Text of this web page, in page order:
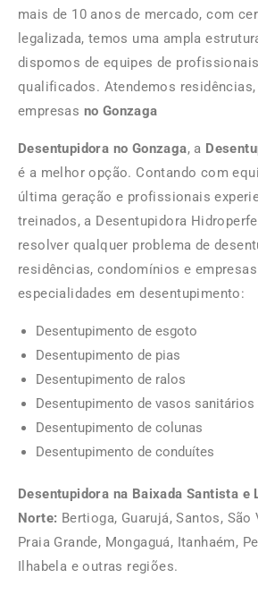
mais de 10 anos de mercado, com
legalizada, temos uma ampla
dispomos de equipes de
qualificados. Atendemos
empresas no Gonzaga
Desentupidora no Gonzaga, a
é a melhor opção. Contando com
última geração e profissionais
treinados, a Desentupidora
resolver qualquer problema de
residências, condomínios e
especialidades em desentupimento:
Desentupimento de esgoto
Desentupimento de pias
Desentupimento de ralos
Desentupimento de vasos sanitários
Desentupimento de colunas
Desentupimento de conduítes
Desentupidora na Baixada Santista e
Norte: Bertioga, Guarujá, Santos,
Praia Grande, Mongaguá, Itanhaém,
Ilhabela e outras regiões.